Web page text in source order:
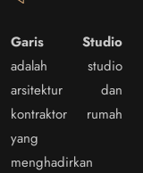
Garis Studio
adalah studio
arsitektur dan
kontraktor rumah
yang
menghadirkan